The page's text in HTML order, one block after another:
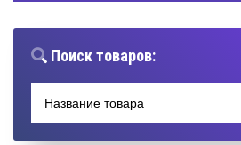
Поиск товаров: